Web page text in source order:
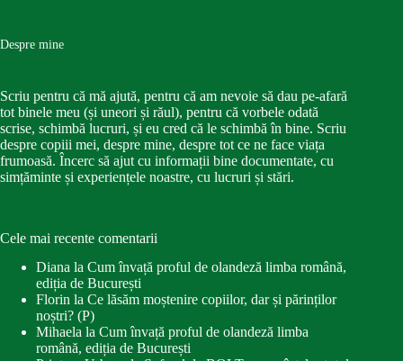
Despre mine
Scriu pentru că mă ajută, pentru că am nevoie să dau pe-afară
tot binele meu (și uneori și răul), pentru că vorbele odată
scrise, schimbă lucruri, și eu cred că le schimbă în bine. Scriu
despre copiii mei, despre mine, despre tot ce ne face viața
frumoasă. Încerc să ajut cu informații bine documentate, cu
simțăminte și experiențele noastre, cu lucruri și stări.
Cele mai recente comentarii
Diana la Cum învață proful de olandeză limba română,
ediția de București
Florin la Ce lăsăm moștenire copiilor, dar și părinților
noștri? (P)
Mihaela la Cum învață proful de olandeză limba
română, ediția de București